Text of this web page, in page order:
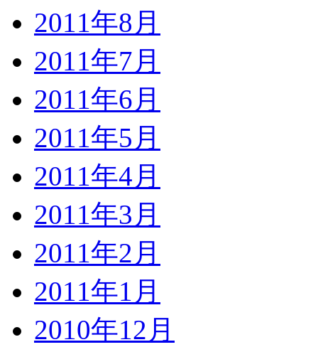
2011年8月
2011年7月
2011年6月
2011年5月
2011年4月
2011年3月
2011年2月
2011年1月
2010年12月